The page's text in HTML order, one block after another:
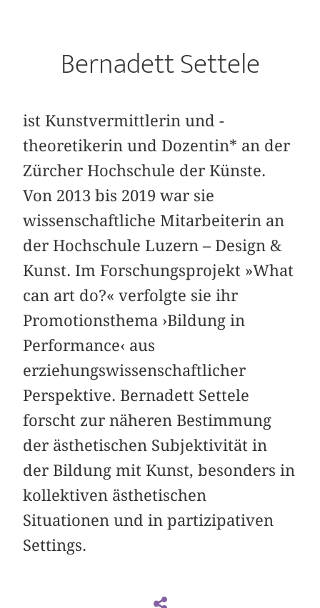
Bernadett Settele
ist Kunstvermittlerin und -
theoretikerin und Dozentin* an der
Zürcher Hochschule der Künste.
Von 2013 bis 2019 war sie
wissenschaftliche Mitarbeiterin an
der Hochschule Luzern – Design &
Kunst. Im Forschungsprojekt »What
can art do?« verfolgte sie ihr
Promotionsthema ›Bildung in
Performance‹ aus
erziehungswissenschaftlicher
Perspektive. Bernadett Settele
forscht zur näheren Bestimmung
der ästhetischen Subjektivität in
der Bildung mit Kunst, besonders in
kollektiven ästhetischen
Situationen und in partizipativen
Settings.